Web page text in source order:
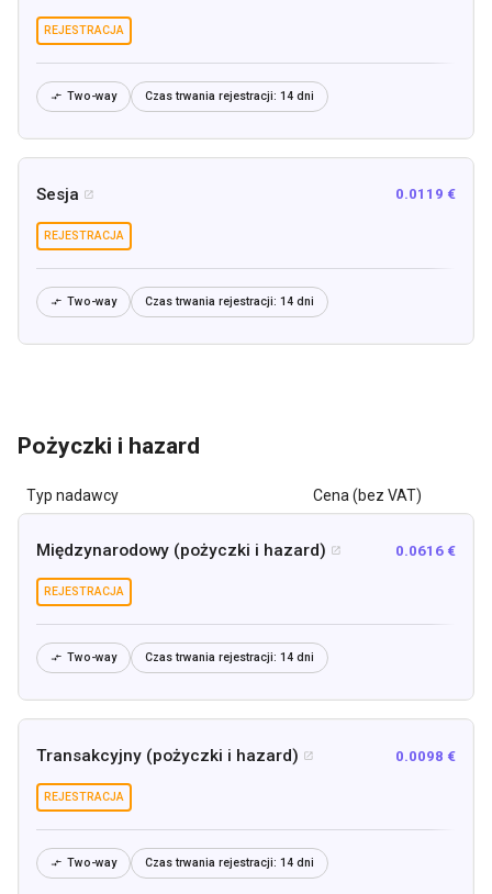
REJESTRACJA
 Two-way Czas trwania rejestracji: 14 dni
Sesja  0.0119 €
REJESTRACJA
 Two-way Czas trwania rejestracji: 14 dni
Pożyczki i hazard
Typ nadawcy Cena (bez VAT)
Międzynarodowy (pożyczki i hazard)  0.0616 €
REJESTRACJA
 Two-way Czas trwania rejestracji: 14 dni
Transakcyjny (pożyczki i hazard)  0.0098 €
REJESTRACJA
 Two-way Czas trwania rejestracji: 14 dni